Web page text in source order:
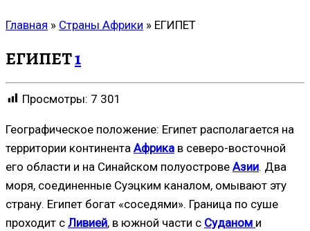
Главная » Страны Африки » ЕГИПЕТ
ЕГИПЕТ1
Просмотры: 7 301
Географическое положение: Египет располагается на
территории континента Африка в северо-восточной
его области и на Синайском полуострове Азии. Два
моря, соединенные Суэцким каналом, омывают эту
страну. Египет богат «соседями». Граница по суше
проходит с Ливией, в южной части с Суданом и